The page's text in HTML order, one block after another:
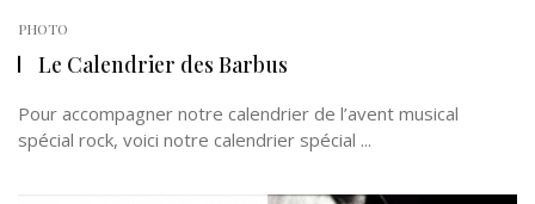
PHOTO
Le Calendrier des Barbus
Pour accompagner notre calendrier de l’avent musical
spécial rock, voici notre calendrier spécial ...